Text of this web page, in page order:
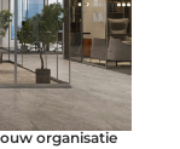
organisatie